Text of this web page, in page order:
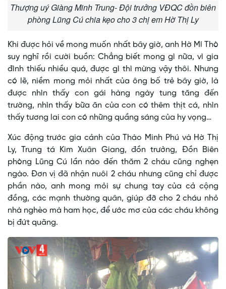
Thượng uý Giàng Minh Trung- Đội trưởng VĐQC đồn biên
phòng Lũng Cú chia kẹo cho 3 chị em Hờ Thị Ly
Khi được hỏi về mong muốn nhất bây giờ, anh Hờ Mí Thò
suy nghĩ rồi cười buồn: Chẳng biết mong gì nữa, vì gia
đình thiếu nhiều quá, được gì thì mừng vậy thôi. Nhưng
có lẽ, niềm mong mỏi nhất của ông bố trẻ bây giờ, là
được nhìn thấy con gái hàng ngày tung tăng đến
trường, nhìn thấy bữa ăn của con có thêm thịt cá, nhìn
thấy tương lai con có những quầng sáng của hy vọng…
Xúc động trước gia cảnh của Thào Minh Phú và Hờ Thị
Ly, Trung tá Kim Xuân Giang, đồn trưởng, Đồn Biên
phòng Lũng Cú lần nào đến thăm 2 cháu cũng nghẹn
ngào. Đơn vị đã nhận nuôi 2 cháu nhưng cũng chỉ được
phần nào, anh mong mỏi sự chung tay của cả cộng
đồng, các mạnh thường quân, giúp đỡ cho 2 cháu nhỏ
nhà nghèo mà ham học, để ước mơ của các cháu không
bị đứt quãng.